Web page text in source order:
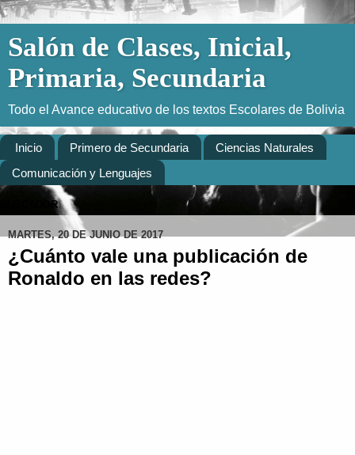
Salón de Clases, Inicial,
Primaria, Secundaria
Todo el Avance educativo de los textos Escolares de Bolivia
Inicio Primero de Secundaria
Ciencias Naturales
Comunicación y Lenguajes
BUSCADOR
MARTES, 20 DE JUNIO DE 2017
¿Cuánto vale una publicación de
Ronaldo en las redes?